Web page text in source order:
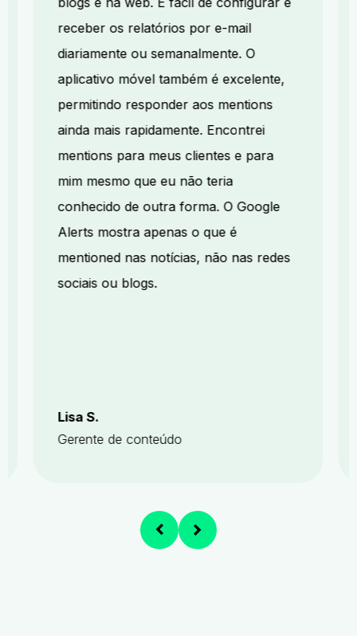
receber os relatórios por e-mail
diariamente ou semanalmente. O
aplicativo móvel também é excelente,
permitindo responder aos mentions
ainda mais rapidamente. Encontrei
mentions para meus clientes e para
mim mesmo que eu não teria
conhecido de outra forma. O Google
Alerts mostra apenas o que é
mentioned nas notícias, não nas redes
sociais ou blogs.
Lisa S.
Gerente de conteúdo